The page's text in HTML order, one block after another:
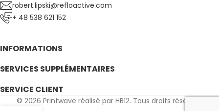
robert.lipski@refloactive.com
+ 48 538 621 152
INFORMATIONS
SERVICES SUPPLÉMENTAIRES
SERVICE CLIENT
© 2026 Printwave réalisé par HB12. Tous droits réservés.